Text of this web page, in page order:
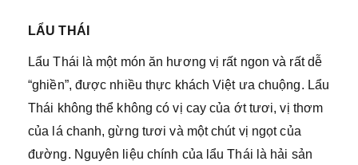
LẨU THÁI
Lẩu Thái là một món ăn hương vị rất ngon và rất dễ
“ghiền”, được nhiều thực khách Việt ưa chuộng. Lẩu
Thái không thể không có vị cay của ớt tươi, vị thơm
của lá chanh, gừng tươi và một chút vị ngọt của
đường. Nguyên liệu chính của lẩu Thái là hải sản